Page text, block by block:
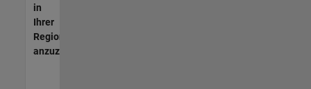
in
Ihrer
Region
anzuzeigen.